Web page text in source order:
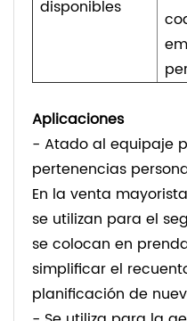
disponibles
Aplicaciones
- Atado al equipaje
pertenencias
En la venta
se utilizan para el
se colocan en
simplificar el
planificación de